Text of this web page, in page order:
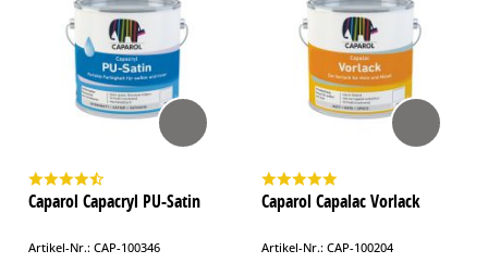
Caparol Capacryl PU-Satin
Artikel-Nr.: CAP-100346
Caparol Capalac Vorlack
Artikel-Nr.: CAP-100204